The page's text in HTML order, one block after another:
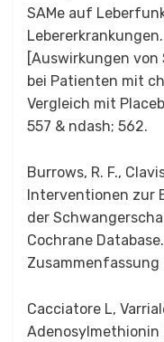
SAMe auf
[Auswirkungen
bei Patienten mit
Vergleich mit
557 & ndash; 562.
Burrows, R. F.,
Interventionen zur
der
Cochrane
Zusammenfassung
Cacciatore L,
Adenosylmethionin